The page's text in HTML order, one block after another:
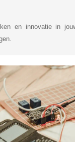
en innovatie in